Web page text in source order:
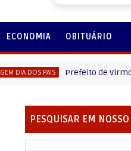
ECONOMIA OBITUÁRIO
PAIS Prefeito de Virmond
PESQUISAR EM